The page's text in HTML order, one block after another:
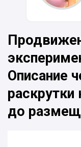
Описание
раскрутки
до